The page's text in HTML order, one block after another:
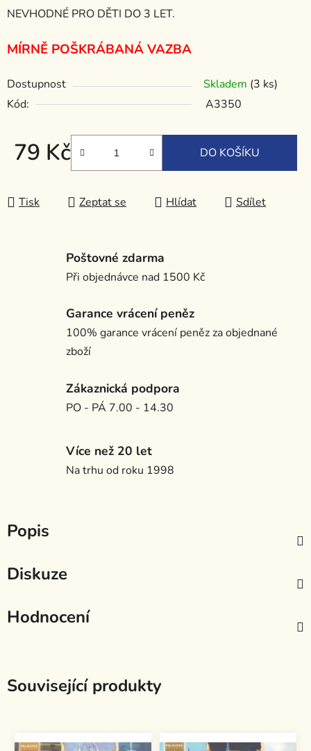
NEVHODNÉ PRO DĚTI DO 3 LET.
MÍRNĚ POŠKRÁBANÁ VAZBA
Dostupnost Skladem (3 ks)
Kód:
A3350
79 Kč
Měrná cena:
DO KOŠÍKU
Tisk Zeptat se Hlídat Sdílet
Poštovné zdarma
Při objednávce nad 1500 Kč
Garance vrácení peněz
100% garance vrácení peněz za objednané
zboží
Zákaznická podpora
PO - PÁ 7.00 - 14.30
Více než 20 let
Na trhu od roku 1998
Popis
Diskuze
Hodnocení
Související produkty